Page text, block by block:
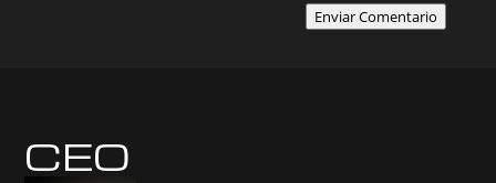
Enviar Comentario
CEO